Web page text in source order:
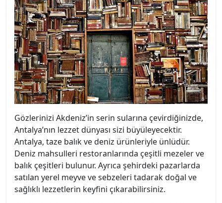
Gözlerinizi Akdeniz’in serin sularına çevirdiğinizde,
Antalya’nın lezzet dünyası sizi büyüleyecektir.
Antalya, taze balık ve deniz ürünleriyle ünlüdür.
Deniz mahsulleri restoranlarında çeşitli mezeler ve
balık çeşitleri bulunur. Ayrıca şehirdeki pazarlarda
satılan yerel meyve ve sebzeleri tadarak doğal ve
sağlıklı lezzetlerin keyfini çıkarabilirsiniz.